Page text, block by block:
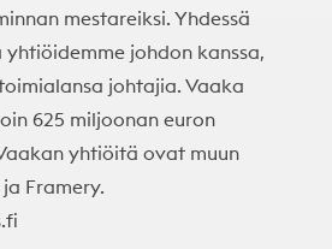
mestareiksi. Yhdessä
johdon kanssa,
johtajia. Vaaka
625 miljoonan euron
yhtiöitä ovat muun
Framery.